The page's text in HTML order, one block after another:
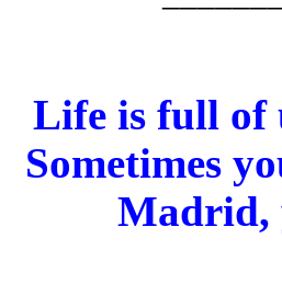
Life is full of
Sometimes
Madrid,